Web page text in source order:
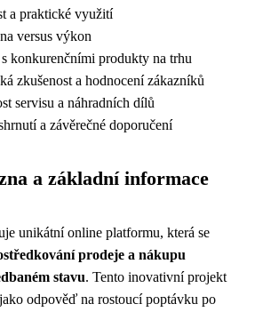
a praktické využití
versus výkon
konkurenčními produkty na trhu
zkušenost a hodnocení zákazníků
servisu a náhradních dílů
a závěrečné doporučení
a základní informace
unikátní online platformu, která se
prodeje a nákupu
stavu. Tento inovativní projekt
odpověď na rostoucí poptávku po